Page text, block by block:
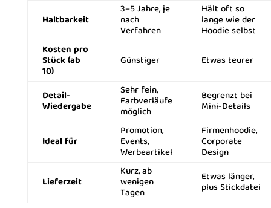
Haltbarkeit
3–5 Jahre, je
nach
Verfahren
Hält oft so
lange wie der
Hoodie selbst
Kosten pro
Stück (ab
10)
Günstiger Etwas teurer
Detail-
Wiedergabe
Sehr fein,
Farbverläufe
möglich
Begrenzt bei
Mini-Details
Ideal für
Promotion,
Events,
Werbeartikel
Firmenhoodie,
Corporate
Design
Lieferzeit
Kurz, ab
wenigen
Tagen
Etwas länger,
plus Stickdatei